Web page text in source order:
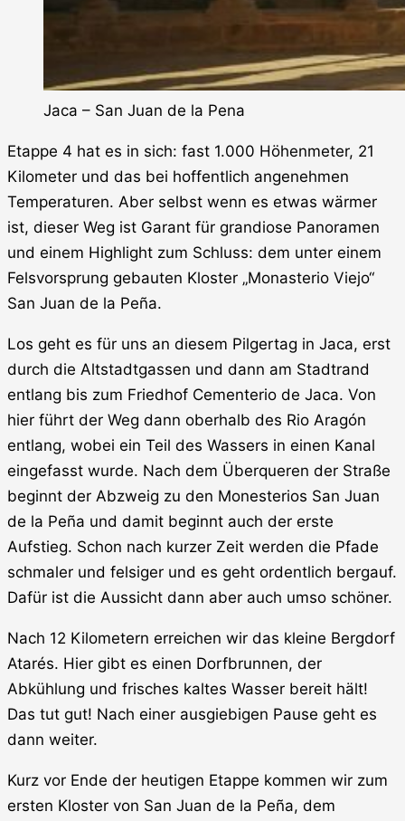
Jaca – San Juan de la Pena
Etappe 4 hat es in sich: fast 1.000 Höhenmeter, 21
Kilometer und das bei hoffentlich angenehmen
Temperaturen. Aber selbst wenn es etwas wärmer
ist, dieser Weg ist Garant für grandiose Panoramen
und einem Highlight zum Schluss: dem unter einem
Felsvorsprung gebauten Kloster „Monasterio Viejo“
San Juan de la Peña.
Los geht es für uns an diesem Pilgertag in Jaca, erst
durch die Altstadtgassen und dann am Stadtrand
entlang bis zum Friedhof Cementerio de Jaca. Von
hier führt der Weg dann oberhalb des Rio Aragón
entlang, wobei ein Teil des Wassers in einen Kanal
eingefasst wurde. Nach dem Überqueren der Straße
beginnt der Abzweig zu den Monesterios San Juan
de la Peña und damit beginnt auch der erste
Aufstieg. Schon nach kurzer Zeit werden die Pfade
schmaler und felsiger und es geht ordentlich bergauf.
Dafür ist die Aussicht dann aber auch umso schöner.
Nach 12 Kilometern erreichen wir das kleine Bergdorf
Atarés. Hier gibt es einen Dorfbrunnen, der
Abkühlung und frisches kaltes Wasser bereit hält!
Das tut gut! Nach einer ausgiebigen Pause geht es
dann weiter.
Kurz vor Ende der heutigen Etappe kommen wir zum
ersten Kloster von San Juan de la Peña, dem